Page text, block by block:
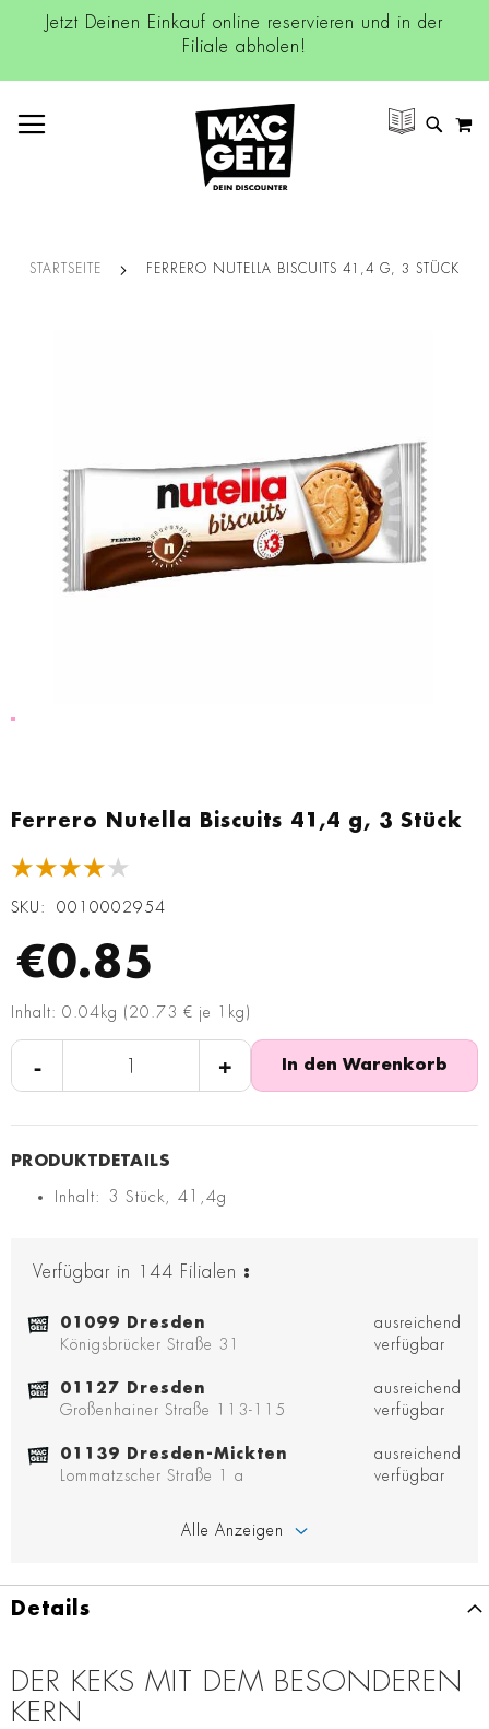
Jetzt Deinen Einkauf online reservieren und in der
Filiale abholen!
SUCHE
STARTSEITE FERRERO NUTELLA BISCUITS 41,4 G, 3 STÜCK
Ferrero Nutella Biscuits 41,4 g, 3 Stück
★★★★★
SKU 0010002954
€0.85
Inhalt: 0.04kg (20.73 € je 1kg)
- + In den Warenkorb
Inhalt: 3 Stück, 41,4g
Verfügbar in 144 Filialen :
01099 Dresden
Königsbrücker Straße 31
ausreichend
verfügbar
01127 Dresden
Großenhainer Straße 113-115
ausreichend
verfügbar
01139 Dresden-Mickten
Lommatzscher Straße 1 a
ausreichend
verfügbar
Alle Anzeigen
Anfang
Bildgalerie
Details
DER KEKS MIT DEM BESONDEREN
KERN